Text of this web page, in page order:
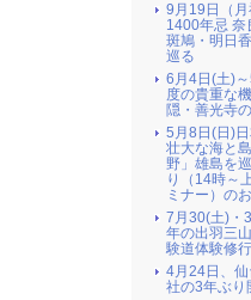
9月19日（
1400年忌 奈
斑鳩・明日
巡る
6月4日(土)
度の貴重な
隠・善光寺
5月8日(日)
壮大な海と
野」雄島を
り（14時～
ミナー）の
7月30(土)・
年の出羽三
験道体験修
4月24日、
社の3年ぶり